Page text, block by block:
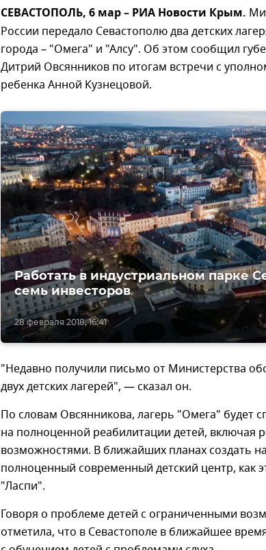
СЕВАСТОПОЛЬ, 6 мар – РИА Новости Крым.
России передало Севастополю два детских
города – "Омега" и "Алсу". Об этом сообщил
Дитрий Овсянников по итогам встречи с
ребенка Анной Кузнецовой.
28 февраля 2018, 16:41
Работать в индустриальном парке
семь инвесторов
"Недавно получили письмо от Министерства
двух детских лагерей", — сказал он.
По словам Овсянникова, лагерь "Омега" будет
на полноценной реабилитации детей, включая
возможностями. В ближайших планах создать
полноценный современный детский центр, как
"Ласпи".
Говоря о проблеме детей с ограниченными
отметила, что в Севастополе в ближайшее